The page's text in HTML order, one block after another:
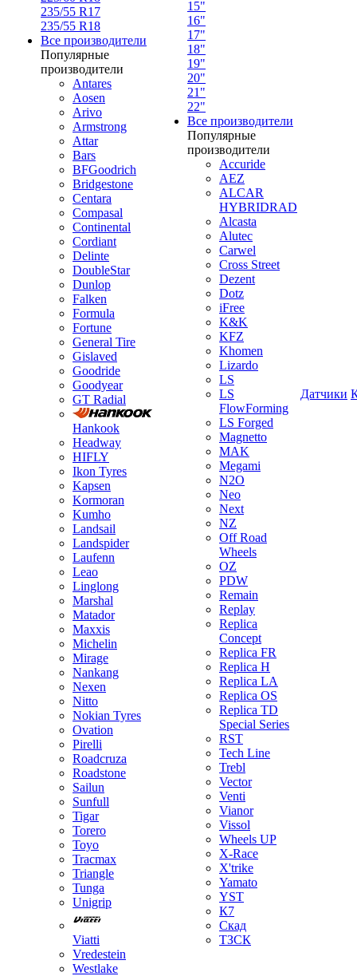
235/55 R17
235/55 R18
Все производители
Популярные
производители
Antares
Aosen
Arivo
Armstrong
Attar
Bars
BFGoodrich
Bridgestone
Centara
Compasal
Continental
Cordiant
Delinte
DoubleStar
Dunlop
Falken
Formula
Fortune
General Tire
Gislaved
Goodride
Goodyear
GT Radial
Hankook
Headway
HIFLY
Ikon Tyres
Kapsen
Kormoran
Kumho
Landsail
Landspider
Laufenn
Leao
Linglong
Marshal
Matador
Maxxis
Michelin
Mirage
Nankang
Nexen
Nitto
Nokian Tyres
Ovation
Pirelli
Roadcruza
Roadstone
Sailun
Sunfull
Tigar
Torero
Toyo
Tracmax
Triangle
Tunga
Unigrip
Viatti
Vredestein
Westlake
15"
16"
17"
18"
19"
20"
21"
22"
Все производители
Популярные
производители
Accuride
AEZ
ALCAR
HYBRIDRAD
Alcasta
Alutec
Carwel
Cross Street
Dezent
Dotz
iFree
K&K
KFZ
Khomen
Lizardo
LS
LS
FlowForming
LS Forged
Magnetto
MAK
Megami
N2O
Neo
Next
NZ
Off Road
Wheels
OZ
PDW
Remain
Replay
Replica
Concept
Replica FR
Replica H
Replica LA
Replica OS
Replica TD
Special Series
RST
Tech Line
Trebl
Vector
Venti
Vianor
Vissol
Wheels UP
X-Race
X'trike
Yamato
YST
К7
Скад
ТЗСК
Датчики